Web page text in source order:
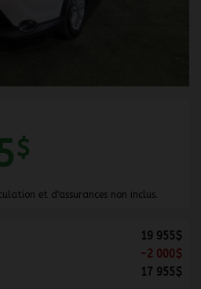
$
et d'assurances non inclus.
19 955$
-2 000$
17 955$